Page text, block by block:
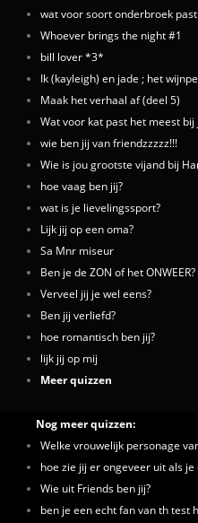
wat voor soort onderbroek
Whoever brings the night #1
bill lover *3*
Ik (kayleigh) en jade ; het
Maak het verhaal af (deel 5)
Wat voor kat past het meest bij
wie ben jij van friendzzzzz!!!
Wie is jou grootste vijand bij
hoe vaag ben jij?
wat is je lievelingssport?
Lijk jij op een oma?
Sa Mnr miseur
Ben je de ZON of het ONWEER?
Verveel jij je wel eens?
Ben jij verliefd?
hoe romantisch ben jij?
lijk jij op mij
Meer quizzen
Nog meer quizzen:
Welke vrouwelijk personage
hoe zie jij er ongeveer uit als je
Wie uit Friends ben jij?
ben je een echt fan van th test